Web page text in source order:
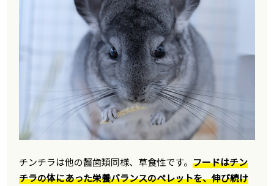
チンチラは他の齧歯類同様、草食性です。フードはチン
チラの体にあった栄養バランスのペレットを、伸び続け